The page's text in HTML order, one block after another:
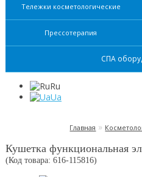
Тележки косметологические
Прессотерапия
СПА
Ru
Ua
Главная »
Кушетка функциональная
(Код товара: 616-115816)